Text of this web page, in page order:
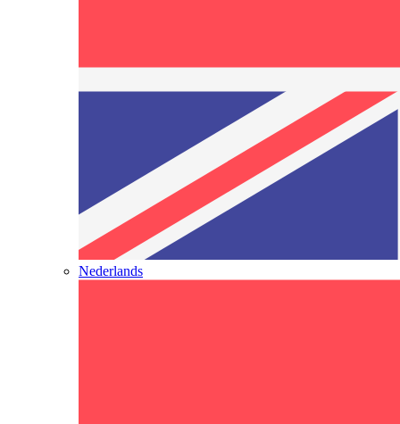
Nederlands